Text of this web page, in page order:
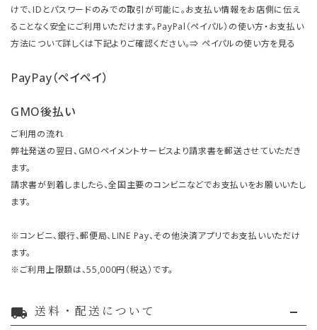
けで、IDとパスワードのみでの取引が可能に。お支払い情報をお店側に伝え
ることなく安全にご利用いただけます。PayPal（ペイパル）の使い方・お支払い
方法について詳しくは下記よりご確認ください。⇒ ペイパルの使い方を見る
PayPay（ペイペイ）
GMO後払い
ご利用の流れ
弊社発送の翌日、GMOペイメントサービスより請求書を郵送させていただき
ます。
請求書が到着しましたら、全国主要のコンビニなどでお支払いをお願いいたし
ます。
※コンビニ、銀行、郵便局、LINE Pay、その他決済アプリでお支払いいただけ
ます。
※ご利用上限額は、55,000円（税込）です。
local_shipping 送料・配送について